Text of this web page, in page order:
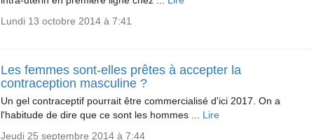
Lundi 13 octobre 2014 à 7:41
Les femmes sont-elles prêtes à accepter la
contraception masculine ?
Un gel contraceptif pourrait être commercialisé d'ici 2017. On a
l'habitude de dire que ce sont les hommes ... Lire
Jeudi 25 septembre 2014 à 7:44